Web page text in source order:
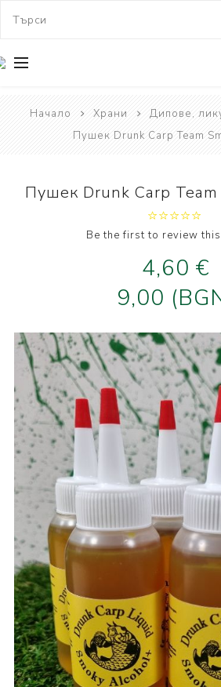
Начало Храни
Дипове,
Пушек Drunk Carp Team
Пушек Drunk Carp
Be the first to review
4,60 €
9,00